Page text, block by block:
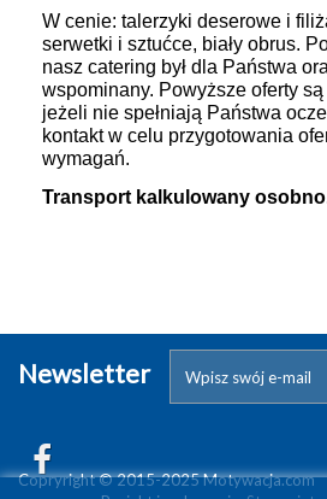
W cenie: talerzyki deserowe i
serwetki i sztućce, biały obrus.
nasz catering był dla Państwa
wspominany. Powyższe oferty
jeżeli nie spełniają Państwa
kontakt w celu przygotowania
wymagań.
Transport kalkulowany
Newsletter
Copryright © 2015-2025 Motywacja.com